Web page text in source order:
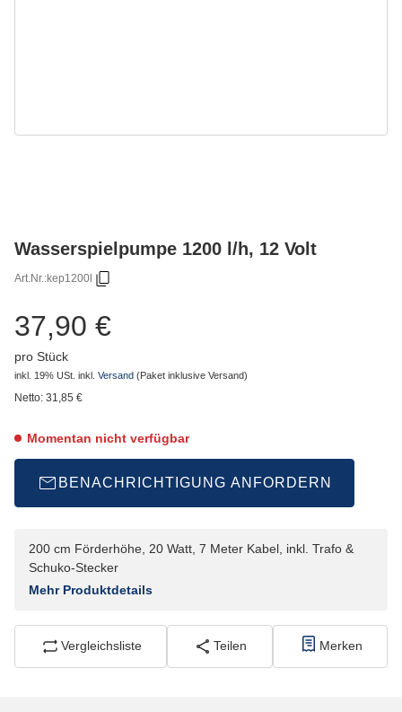
Wasserspielpumpe 1200 l/h, 12 Volt
Art.Nr.:kep1200l
37,90 €
pro Stück
inkl. 19% USt. inkl. Versand (Paket inklusive Versand)
Netto: 31,85 €
Momentan nicht verfügbar
BENACHRICHTIGUNG ANFORDERN
200 cm Förderhöhe, 20 Watt, 7 Meter Kabel, inkl. Trafo &
Schuko-Stecker
Mehr Produktdetails
Vergleichsliste Teilen Merken